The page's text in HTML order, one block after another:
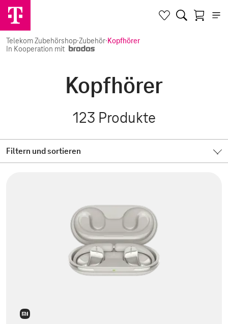
Telekom Zubehörshop·Zubehör·Kopfhörer
In Kooperation mit
Kopfhörer
123 Produkte
Filtern und sortieren